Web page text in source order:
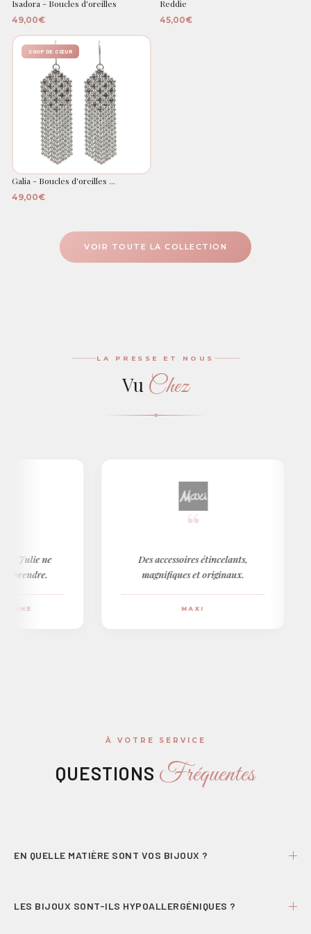
Isadora - Boucles d'oreilles
49,00€
Reddie
45,00€
COUP DE CŒUR
Galia - Boucles d'oreilles ...
49,00€
VOIR TOUTE LA COLLECTION
LA PRESSE ET NOUS
Vu Chez
ne
Des accessoires étincelants,
magnifiques et originaux.
À VOTRE SERVICE
QUESTIONS Fréquentes
EN QUELLE MATIÈRE SONT VOS BIJOUX ?
cela est indiqué. Tous sont conçus pour un porté confortable
LES BIJOUX SONT-ILS HYPOALLERGÉNIQUES ?